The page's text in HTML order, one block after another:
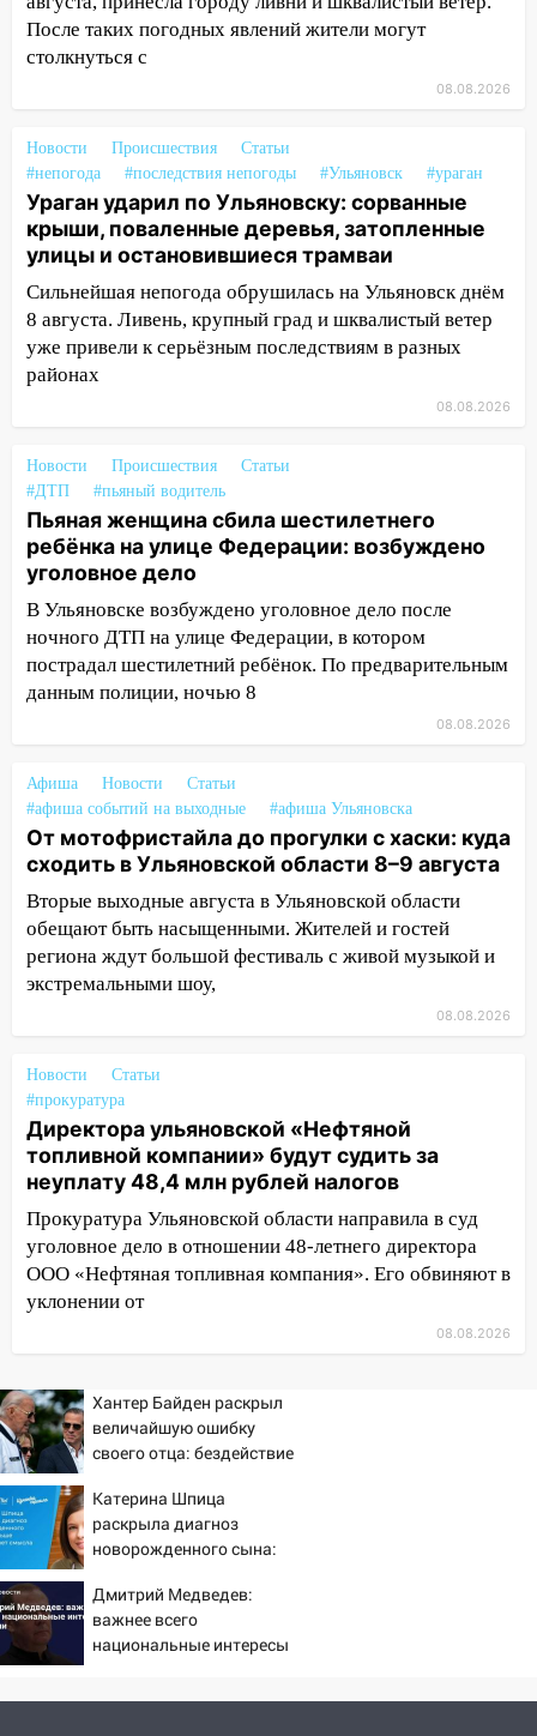
14:16 Шторм продолжает ломать город:
на улице Любови Шевцовой рухнул
14:14
Студента из Ульяновска обманули
мошенники под видом преподавателя
14:12 Куда жаловаться ульяновцам на
упавшее дерево или затопленную улицу
после непогоды
13:59 В Новом городе ураганным
ветром сорвало опалубку со
строящегося дома
В мэрии Ульяновска рассказали,
шторма
13:49
Стихия продолжает крушить
Ульяновск: дерево рухнуло на дом на
Орджоникидзе
13:47
На Нижней Террасе мощным
ветром вырвало дерево с корнем
13:46 Сильный ветер сорвал крышу с
СТО на проспекте Созидателей
Непогода продолжает бить по
сошёл с рельсов
13:22 Упавшие деревья перекрыли
дороги в Ульяновске: фото
13:17 Непогода в Ульяновске не
закончится сегодня: сильные ливни
сохранятся 9 августа
13:15
Трижды «брал в долг» без спроса:
житель Вешкаймского района похитил у
13:14 Ураган оторвал светофор на
проспекте Филатова в Ульяновске
13:12 Дерево пробило крышу дома на
Новгородской в Ульяновске и рухнуло
на электрощит
13:10 В Заволжском районе дерево
упало во дворе
Ураган ударил по Ульяновску:
затопленные улицы и остановившиеся
трамваи
12:17
Ульяновск накрыл крупный град:
после ливня город снова уходит под
воду
12:12
Прокуратура взяла на контроль
ДТП с шестилетним ребёнком на улице
Федерации
12:01
Пьяная женщина сбила
Федерации: возбуждено уголовное дело
После таких погодных явлений жители могут
столкнуться с
08.08.2026
Новости Происшествия
Статьи
#непогода
#последствия непогоды #Ульяновск #ураган
Ураган ударил по Ульяновску: сорванные
крыши, поваленные деревья, затопленные
улицы и остановившиеся трамваи
Сильнейшая непогода обрушилась на Ульяновск днём
8 августа. Ливень, крупный град и шквалистый ветер
уже привели к серьёзным последствиям в разных
районах
08.08.2026
Новости Происшествия
Статьи
#ДТП
#пьяный водитель
Пьяная женщина сбила шестилетнего
ребёнка на улице Федерации: возбуждено
уголовное дело
В Ульяновске возбуждено уголовное дело после
ночного ДТП на улице Федерации, в котором
пострадал шестилетний ребёнок. По предварительным
данным полиции, ночью 8
08.08.2026
Афиша Новости
Статьи
#афиша событий на выходные
#афиша Ульяновска
От мотофристайла до прогулки с хаски: куда
сходить в Ульяновской области 8–9 августа
Вторые выходные августа в Ульяновской области
обещают быть насыщенными. Жителей и гостей
региона ждут большой фестиваль с живой музыкой и
экстремальными шоу,
08.08.2026
Новости
Статьи
#прокуратура
Директора ульяновской «Нефтяной
топливной компании» будут судить за
неуплату 48,4 млн рублей налогов
Прокуратура Ульяновской области направила в суд
уголовное дело в отношении 48-летнего директора
ООО «Нефтяная топливная компания». Его обвиняют в
уклонении от
08.08.2026
Хантер Байден раскрыл
величайшую ошибку
своего отца: бездействие
Катерина Шпица
раскрыла диагноз
новорожденного сына:
смысла
Дмитрий Медведев:
важнее всего
национальные интересы